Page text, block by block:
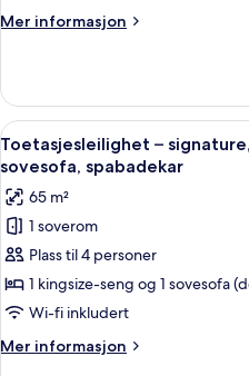
queensize-
sovesofa
Mer informasjon
Mer
–
deluxe,
1
queensize-
med
sovesofa
Åpne
alle
bildene
av
Toetasjesleilighet
–
signature,
1
kingsize-
seng
8
Toetasjesleilighet –
sovesofa, spabadekar
65 m²
1 soverom
Plass til 4 personer
1 kingsize-seng og 1 sovesofa
Wi-fi inkludert
Mer informasjon
Mer